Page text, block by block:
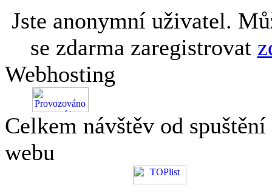
Jste anonymní uživatel.
se zdarma zaregistrovat
Webhosting
Celkem návštěv od spuštění
webu